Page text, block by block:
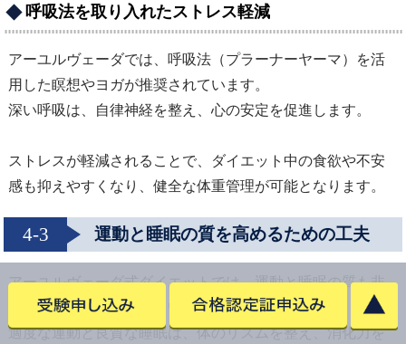
呼吸法を取り入れたストレス軽減
アーユルヴェーダでは、呼吸法（プラーナーヤーマ）を活
用した瞑想やヨガが推奨されています。
深い呼吸は、自律神経を整え、心の安定を促進します。
ストレスが軽減されることで、ダイエット中の食欲や不安
感も抑えやすくなり、健全な体重管理が可能となります。
4-3 運動と睡眠の質を高めるための工夫
アーユルヴェーダ式ダイエットでは、運動と睡眠の質も非
常に重要な要素とされています。
適度な運動と良質な睡眠は、体のリズムを整え、消化力を